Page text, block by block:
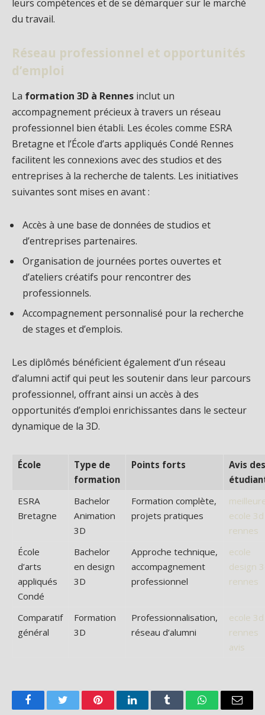
leurs compétences et de se démarquer sur le marché
du travail.
Réseau professionnel et opportunités
d’emploi
La formation 3D à Rennes inclut un
accompagnement précieux à travers un réseau
professionnel bien établi. Les écoles comme ESRA
Bretagne et l’École d’arts appliqués Condé Rennes
facilitent les connexions avec des studios et des
entreprises à la recherche de talents. Les initiatives
suivantes sont mises en avant :
Accès à une base de données de studios et
d’entreprises partenaires.
Organisation de journées portes ouvertes et
d’ateliers créatifs pour rencontrer des
professionnels.
Accompagnement personnalisé pour la recherche
de stages et d’emplois.
Les diplômés bénéficient également d’un réseau
d’alumni actif qui peut les soutenir dans leur parcours
professionnel, offrant ainsi un accès à des
opportunités d’emploi enrichissantes dans le secteur
dynamique de la 3D.
École
Type de
formation
Points forts
Avis des
ESRA
Bretagne
Bachelor
Animation
3D
Formation complète,
projets pratiques
ecole
rennes
École
d’arts
appliqués
Condé
Bachelor
en design
3D
Approche technique,
accompagnement
professionnel
ecole
design
rennes
Comparatif
général
Formation
3D
Professionnalisation,
réseau d’alumni
ecole
rennes
avis
FacebookTwitter PinterestLinkedInTumblr WhatsAppEmail